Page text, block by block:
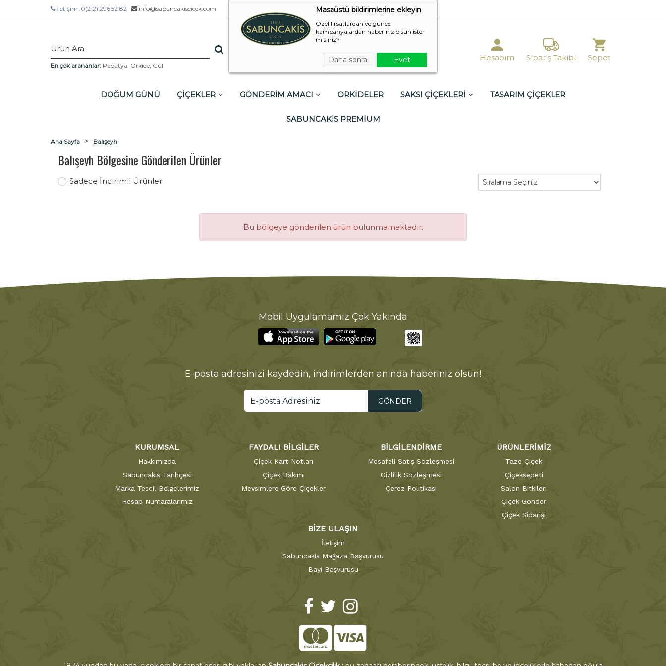
Masaüstü bildirimlerine ekleyin
Özel fırsatlardan ve güncel
kampanyalardan haberiniz olsun ister
misiniz?
Daha sonra Evet
İletişim :0(212) 296 52 82 info@sabuncakiscicek.com
En çok arananlar: Papatya, Orkide, Gül
Hesabım Sipariş Takibi Sepet
DOĞUM GÜNÜ ÇİÇEKLER GÖNDERİM AMACI ORKİDELER SAKSI ÇİÇEKLERİ TASARIM ÇİÇEKLER
SABUNCAKİS PREMİUM
Ana Sayfa Balışeyh
Balışeyh Bölgesine Gönderilen Ürünler
Sadece İndirimli Ürünler
Bu bölgeye gönderilen ürün bulunmamaktadır.
Mobil Uygulamamız Çok Yakında
E-posta adresinizi kaydedin, indirimlerden anında haberiniz olsun!
GÖNDER
KURUMSAL
Hakkımızda
Sabuncakis Tarihçesi
Marka Tescil Belgelerimiz
Hesap Numaralarımız
FAYDALI BİLGİLER
Çiçek Kart Notları
Çiçek Bakımı
Mevsimlere Göre Çiçekler
BİLGİLENDİRME
Mesafeli Satış Sözleşmesi
Gizlilik Sözleşmesi
Çerez Politikası
ÜRÜNLERİMİZ
Taze Çiçek
Çiçeksepeti
Salon Bitkileri
Çiçek Gönder
Çiçek Siparişi
BİZE ULAŞIN
İletişim
Sabuncakis Mağaza Başvurusu
Bayi Başvurusu